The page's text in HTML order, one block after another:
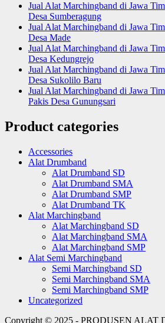
Jual Alat Marchingband di Jawa
Desa Sumberagung
Jual Alat Marchingband di Jawa
Desa Made
Jual Alat Marchingband di Jawa
Desa Kedungrejo
Jual Alat Marchingband di Jawa
Desa Sukolilo Baru
Jual Alat Marchingband di Jawa
Pakis Desa Gunungsari
Product categories
Accessories
Alat Drumband
Alat Drumband SD
Alat Drumband SMA
Alat Drumband SMP
Alat Drumband TK
Alat Marchingband
Alat Marchingband SD
Alat Marchingband SMA
Alat Marchingband SMP
Alat Semi Marchingband
Semi Marchingband SD
Semi Marchingband SMA
Semi Marchingband SMP
Uncategorized
Copyright © 2025 - PRODUSEN